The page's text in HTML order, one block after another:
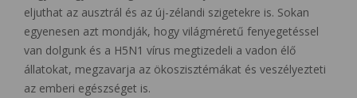
eljuthat az ausztrál és az új-zélandi szigetekre is. Sokan
egyenesen azt mondják, hogy világméretű fenyegetéssel
van dolgunk és a H5N1 vírus megtizedeli a vadon élő
állatokat, megzavarja az ökoszisztémákat és veszélyezteti
az emberi egészséget is.